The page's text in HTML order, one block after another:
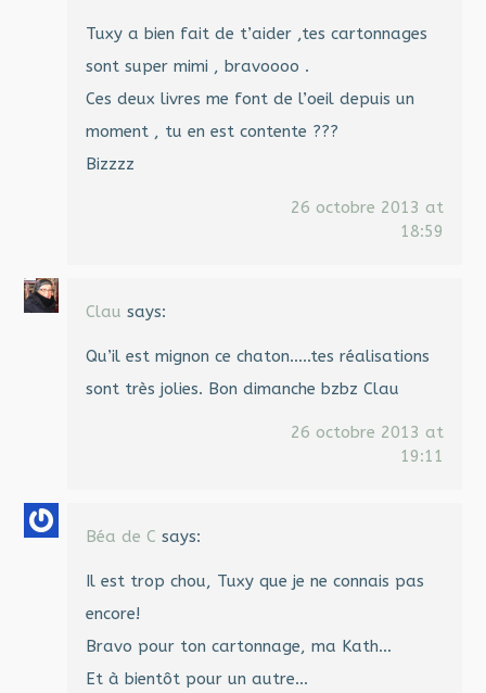
Tuxy a bien fait de t’aider ,tes cartonnages
sont super mimi , bravoooo .
Ces deux livres me font de l’oeil depuis un
moment , tu en est contente ???
Bizzzz
26 octobre 2013 at
18:59
Clau says:
Qu’il est mignon ce chaton…..tes réalisations
sont très jolies. Bon dimanche bzbz Clau
26 octobre 2013 at
19:11
Béa de C says:
Il est trop chou, Tuxy que je ne connais pas
encore!
Bravo pour ton cartonnage, ma Kath…
Et à bientôt pour un autre…